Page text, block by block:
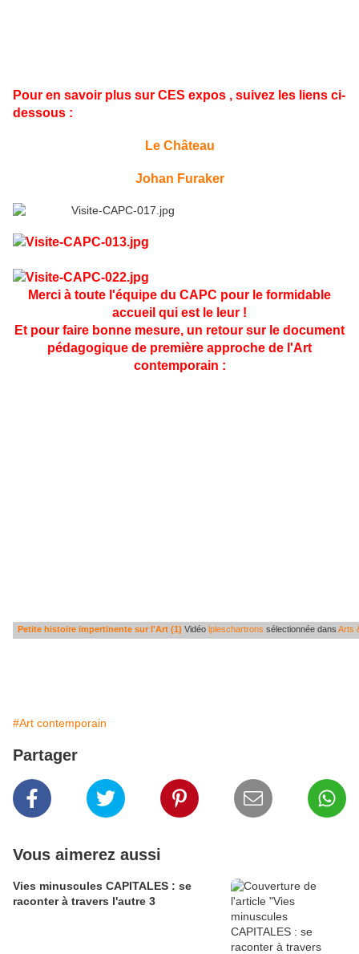
Pour en savoir plus sur CES expos , suivez les liens ci-
dessous :
Le Château
Johan Furaker
Merci à toute l'équipe du CAPC pour le formidable
accueil qui est le leur !
Et pour faire bonne mesure, un retour sur le document
pédagogique de première approche de l'Art
contemporain :
Petite histoire impertinente sur l'Art (1) Vidéo lpleschartrons sélectionnée dans Arts
#Art contemporain
Partager
Vous aimerez aussi
Vies minuscules CAPITALES : se
raconter à travers l'autre 3